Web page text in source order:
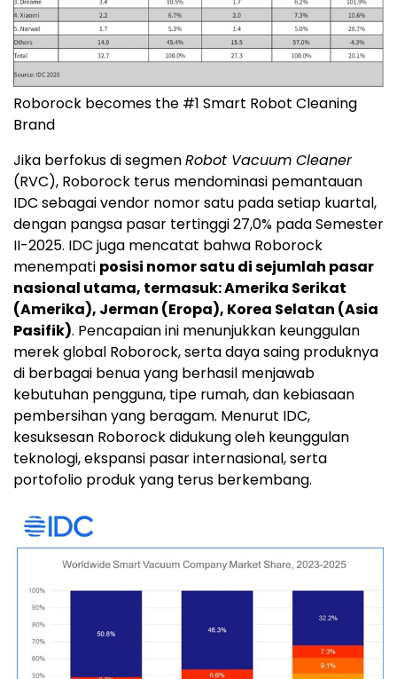
Roborock becomes the #1 Smart Robot Cleaning
Brand
Jika berfokus di segmenRobot Vacuum Cleaner
(RVC), Roborock terus mendominasi pemantauan
IDC sebagai vendor nomor satu pada setiap kuartal,
dengan pangsa pasar tertinggi 27,0% pada Semester
II-2025. IDC juga mencatat bahwa Roborock
menempati posisi nomor satu di sejumlah pasar
nasional utama, termasuk: Amerika Serikat
(Amerika), Jerman (Eropa), Korea Selatan (Asia
Pasifik). Pencapaian ini menunjukkan keunggulan
merek global Roborock, serta daya saing produknya
di berbagai benua yang berhasil menjawab
kebutuhan pengguna, tipe rumah, dan kebiasaan
pembersihan yang beragam. Menurut IDC,
kesuksesan Roborock didukung oleh keunggulan
teknologi, ekspansi pasar internasional, serta
portofolio produk yang terus berkembang.